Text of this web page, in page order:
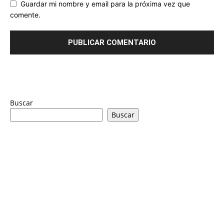
Guardar mi nombre y email para la próxima vez que
comente.
Buscar
Buscar